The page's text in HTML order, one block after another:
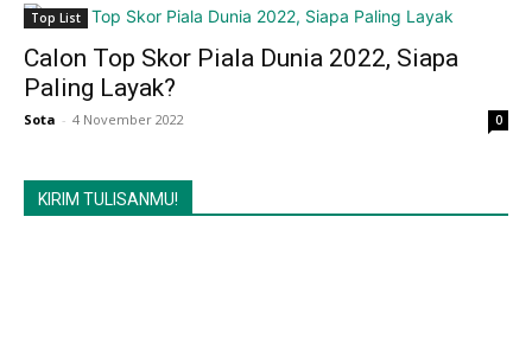
Top List
Calon Top Skor Piala Dunia 2022, Siapa
Paling Layak?
Sota - 4 November 2022 0
KIRIM TULISANMU!